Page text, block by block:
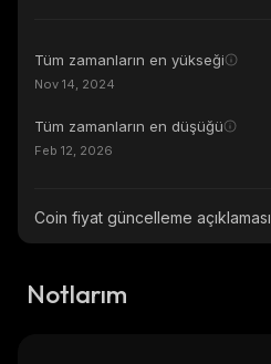
Tüm zamanların en yükseği
Nov 14, 2024
Tüm zamanların en düşüğü
Feb 12, 2026
Coin fiyat güncelleme açıklaması
Notlarım